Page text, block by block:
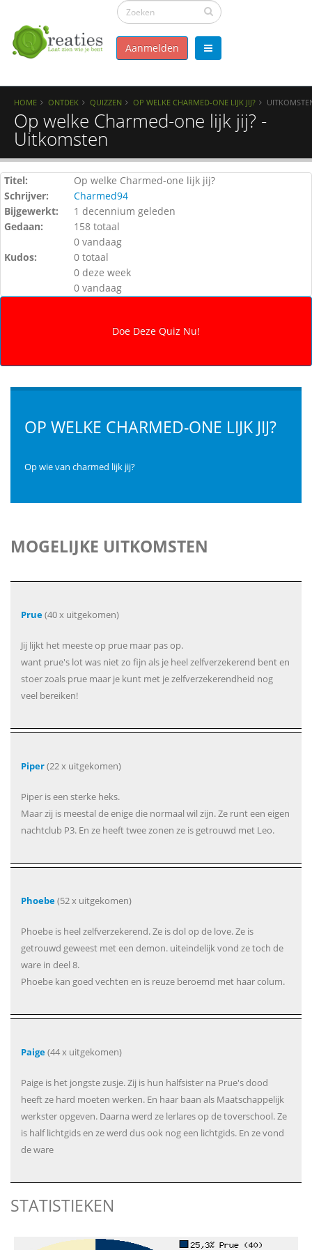
Aanmelden
HOME ONTDEK QUIZZEN OP WELKE CHARMED-ONE LIJK JIJ?
Op welke Charmed-one lijk jij? -
Uitkomsten
Titel:
Op welke Charmed-one lijk jij?
Schrijver:
Charmed94
Bijgewerkt:
1 decennium geleden
Gedaan:
158 totaal
0 vandaag
Kudos:
0 totaal
0 deze week
0 vandaag
OP WELKE CHARMED-ONE LIJK JIJ?
Op wie van charmed lijk jij?
MOGELIJKE UITKOMSTEN
Prue(40 x uitgekomen)
Jij lijkt het meeste op prue maar pas op.
want prue's lot was niet zo fijn als je heel zelfverzekerend bent en
stoer zoals prue maar je kunt met je zelfverzekerendheid nog
veel bereiken!
Piper(22 x uitgekomen)
Piper is een sterke heks.
Maar zij is meestal de enige die normaal wil zijn. Ze runt een eigen
nachtclub P3. En ze heeft twee zonen ze is getrouwd met Leo.
Phoebe(52 x uitgekomen)
Phoebe is heel zelfverzekerend. Ze is dol op de love. Ze is
getrouwd geweest met een demon. uiteindelijk vond ze toch de
ware in deel 8.
Phoebe kan goed vechten en is reuze beroemd met haar colum.
Paige(44 x uitgekomen)
Paige is het jongste zusje. Zij is hun halfsister na Prue's dood
heeft ze hard moeten werken. En haar baan als Maatschappelijk
werkster opgeven. Daarna werd ze lerlares op de toverschool. Ze
is half lichtgids en ze werd dus ook nog een lichtgids. En ze vond
de ware
STATISTIEKEN